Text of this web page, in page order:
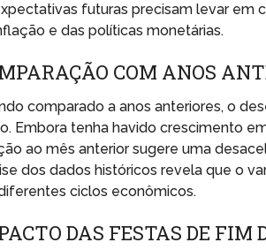
futuras precisam levar em
e das políticas monetárias.
COM ANOS
comparado a anos anteriores, o
Embora tenha havido crescimento
ao mês anterior sugere uma
dos dados históricos revela que o
ciclos econômicos.
DAS FESTAS DE FIM